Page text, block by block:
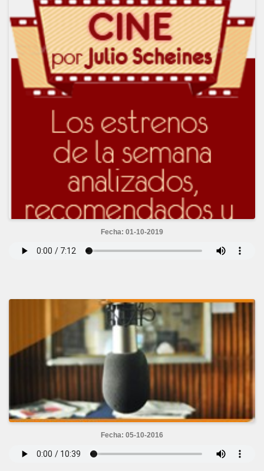
Fecha: 01-10-2019
Fecha: 05-10-2016